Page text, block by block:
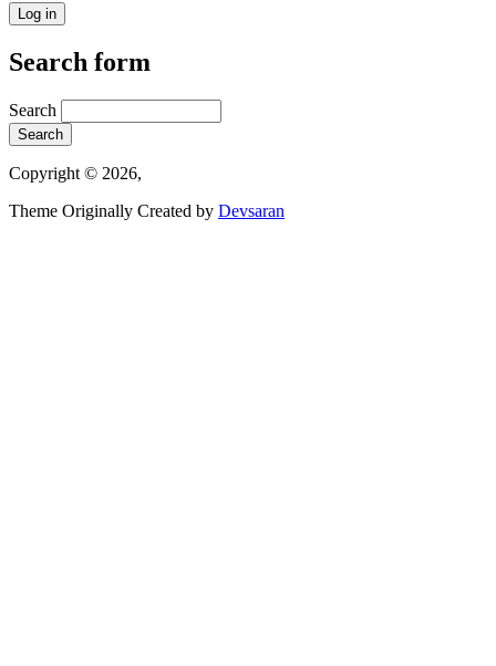
Search form
Search
Copyright © 2026,
Theme Originally Created by Devsaran